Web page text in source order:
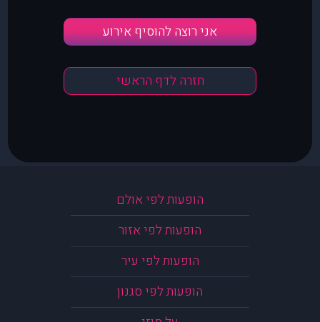
אני רוצה להוסיף אירוע
חזרה לדף הראשי
הופעות לפי אולם
הופעות לפי אזור
הופעות לפי עיר
הופעות לפי סגנון